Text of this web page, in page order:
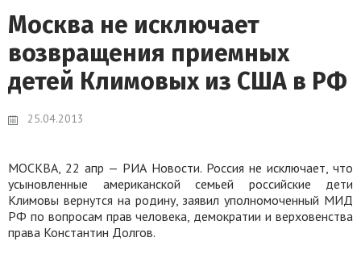
Москва не исключает
возвращения приемных
детей Климовых из США в РФ
25.04.2013
МОСКВА, 22 апр — РИА Новости. Россия не исключает, что
усыновленные американской семьей российские дети
Климовы вернутся на родину, заявил уполномоченный МИД
РФ по вопросам прав человека, демократии и верховенства
права Константин Долгов.